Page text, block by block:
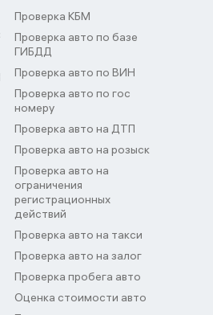
Проверка КБМ
Проверка авто по базе
ГИБДД
Проверка авто по ВИН
Проверка авто по гос
номеру
Проверка авто на ДТП
Проверка авто на розыск
Проверка авто на
ограничения
регистрационных
действий
Проверка авто на такси
Проверка авто на залог
Проверка пробега авто
Оценка стоимости авто